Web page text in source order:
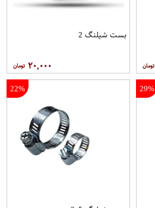
بست شیلنگ 2
۲۰,۰۰۰
29%
22%